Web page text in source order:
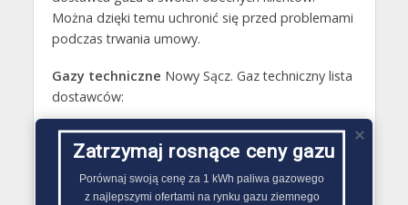
Można dzięki temu uchronić się przed problemami
podczas trwania umowy.
Gazy techniczne Nowy Sącz. Gaz techniczny lista
dostawców:
LP Nazwa Adres
mail
Telefon
GAZ-ROL
Zatrzymaj rosnące ceny gazu
Porównaj swoją cenę za 1 kWh paliwa gazowego
z najlepszymi ofertami na rynku gazu ziemnego